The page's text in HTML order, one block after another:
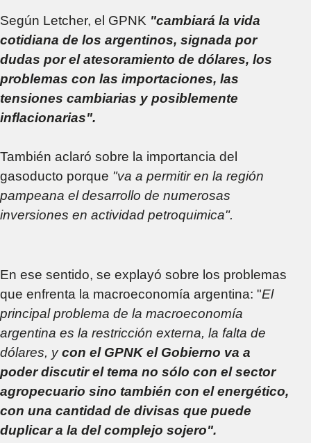
Según Letcher, el GPNK "cambiará la vida
cotidiana de los argentinos, signada por
dudas por el atesoramiento de dólares, los
problemas con las importaciones, las
tensiones cambiarias y posiblemente
inflacionarias".
También aclaró sobre la importancia del
gasoducto porque "va a permitir en la región
pampeana el desarrollo de numerosas
inversiones en actividad petroquimica".
En ese sentido, se explayó sobre los problemas
que enfrenta la macroeconomía argentina: "El
principal problema de la macroeconomía
argentina es la restricción externa, la falta de
dólares, ycon el GPNK el Gobierno va a
poder discutir el tema no sólo con el sector
agropecuario sino también con el energético,
con una cantidad de divisas que puede
duplicar a la del complejo sojero".